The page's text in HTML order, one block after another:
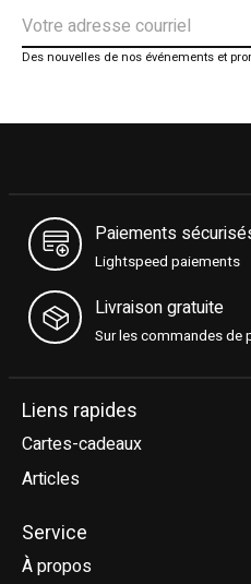
Des nouvelles de nos événements et
Paiements
Lightspeed paiements
Livraison gratuite
Sur les commandes de
Liens rapides
Cartes-cadeaux
Articles
Service
À propos